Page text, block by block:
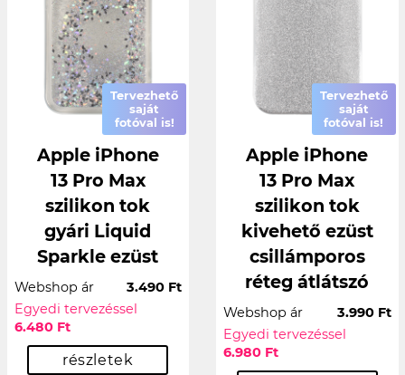
Tervezhető
saját
fotóval is!
Apple iPhone
13 Pro Max
szilikon tok
gyári Liquid
Sparkle ezüst
Webshop ár
3.490 Ft
Egyedi tervezéssel
6.480 Ft
részletek
Tervezhető
saját
fotóval is!
Apple iPhone
13 Pro Max
szilikon tok
kivehető ezüst
csillámporos
réteg átlátszó
Webshop ár
3.990 Ft
Egyedi tervezéssel
6.980 Ft